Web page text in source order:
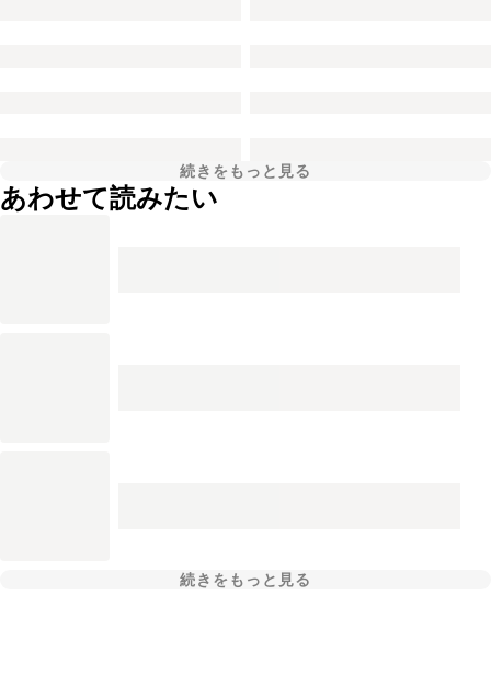
続きをもっと見る
あわせて読みたい
続きをもっと見る